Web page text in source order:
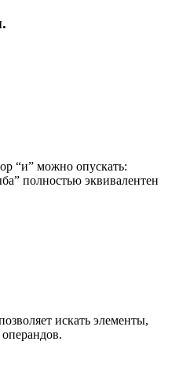
“и” можно опускать:
полностью эквивалентен
искать элементы,